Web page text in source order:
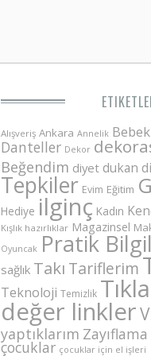
Alışveriş Ankara Annelik Bebek
Danteller Dekor
Beğendim diyet dukan
Tepkiler Evim Eğitim
Hediye ilginç Kadın
Kışlık hazırlıklar Magazinsel
Oyuncak Pratik
sağlık Takı Tariflerim
Teknoloji Temizlik
değer linkler
yaptıklarım Zayıflama
çocuklar çocuklar için el işleri